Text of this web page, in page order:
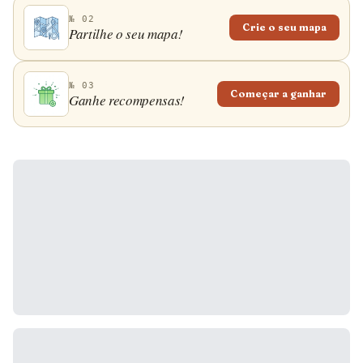
№ 02
Partilhe o seu mapa! Crie o seu mapa
№ 03
Ganhe recompensas! Começar a ganhar